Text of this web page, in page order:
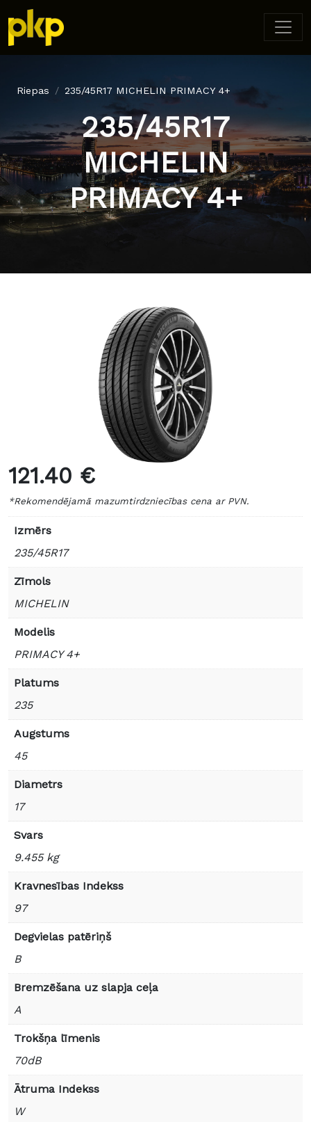
Riepas 235/45R17 MICHELIN PRIMACY 4+
235/45R17
MICHELIN
PRIMACY 4+
121.40 €
*Rekomendējamā mazumtirdzniecības cena ar PVN.
Izmērs
235/45R17
Zīmols
MICHELIN
Modelis
PRIMACY 4+
Platums
235
Augstums
45
Diametrs
17
Svars
9.455 kg
Kravnesības Indekss
97
Degvielas patēriņš
B
Bremzēšana uz slapja ceļa
A
Trokšņa līmenis
70dB
Ātruma Indekss
W